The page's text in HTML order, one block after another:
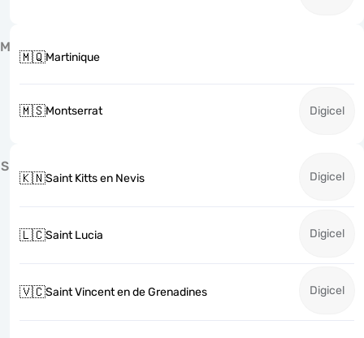
M
🇲🇶Martinique
🇲🇸Montserrat Digicel
S
🇰🇳Saint Kitts en Nevis Digicel
🇱🇨Saint Lucia Digicel
🇻🇨Saint Vincent en de Grenadines Digicel